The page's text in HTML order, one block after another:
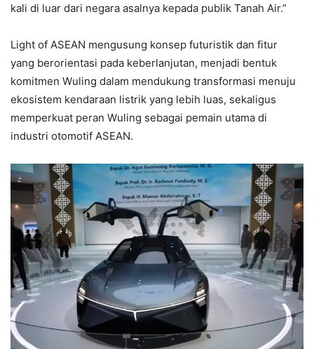
kali di luar dari negara asalnya kepada publik Tanah Air.”
Light of ASEAN mengusung konsep futuristik dan fitur
yang berorientasi pada keberlanjutan, menjadi bentuk
komitmen Wuling dalam mendukung transformasi menuju
ekosistem kendaraan listrik yang lebih luas, sekaligus
memperkuat peran Wuling sebagai pemain utama di
industri otomotif ASEAN.